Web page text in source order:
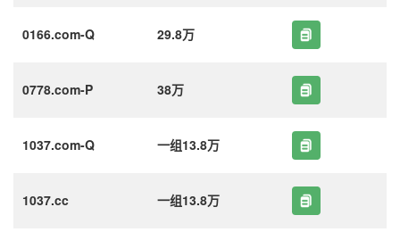
0166.com-Q 29.8万
0778.com-P 38万
1037.com-Q 一组13.8万
1037.cc 一组13.8万